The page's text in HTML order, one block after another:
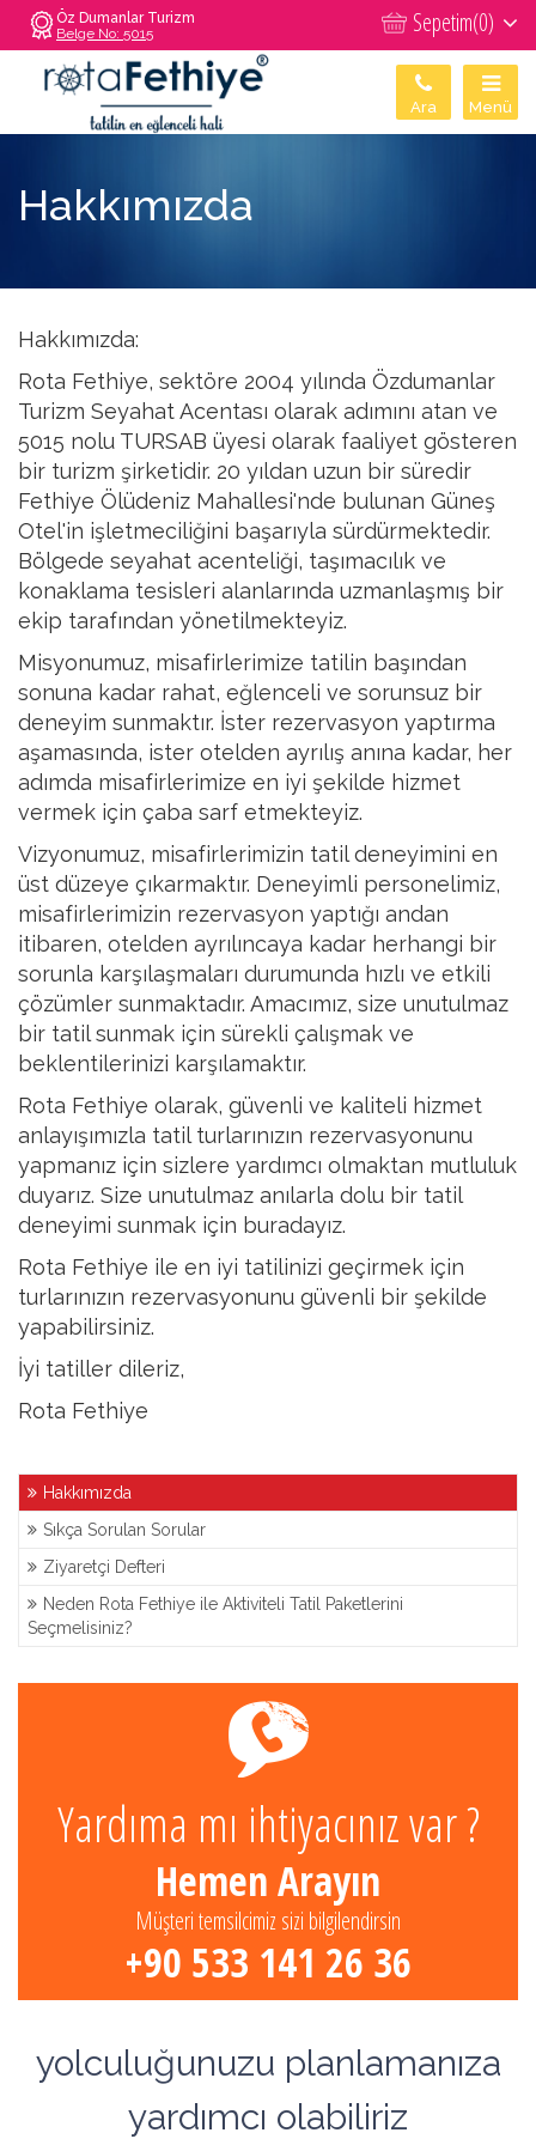
Sepetim(0)
Öz Dumanlar Turizm
Belge No: 5015
Menü
Ara
Hakkımızda
Hakkımızda:
Rota Fethiye, sektöre 2004 yılında Özdumanlar
Turizm Seyahat Acentası olarak adımını atan ve
5015 nolu TURSAB üyesi olarak faaliyet gösteren
bir turizm şirketidir. 20 yıldan uzun bir süredir
Fethiye Ölüdeniz Mahallesi'nde bulunan Güneş
Otel'in işletmeciliğini başarıyla sürdürmektedir.
Bölgede seyahat acenteliği, taşımacılık ve
konaklama tesisleri alanlarında uzmanlaşmış bir
ekip tarafından yönetilmekteyiz.
Misyonumuz, misafirlerimize tatilin başından
sonuna kadar rahat, eğlenceli ve sorunsuz bir
deneyim sunmaktır. İster rezervasyon yaptırma
aşamasında, ister otelden ayrılış anına kadar, her
adımda misafirlerimize en iyi şekilde hizmet
vermek için çaba sarf etmekteyiz.
Vizyonumuz, misafirlerimizin tatil deneyimini en
üst düzeye çıkarmaktır. Deneyimli personelimiz,
misafirlerimizin rezervasyon yaptığı andan
itibaren, otelden ayrılıncaya kadar herhangi bir
sorunla karşılaşmaları durumunda hızlı ve etkili
çözümler sunmaktadır. Amacımız, size unutulmaz
bir tatil sunmak için sürekli çalışmak ve
beklentilerinizi karşılamaktır.
Rota Fethiye olarak, güvenli ve kaliteli hizmet
anlayışımızla tatil turlarınızın rezervasyonunu
yapmanız için sizlere yardımcı olmaktan mutluluk
duyarız. Size unutulmaz anılarla dolu bir tatil
deneyimi sunmak için buradayız.
Rota Fethiye ile en iyi tatilinizi geçirmek için
turlarınızın rezervasyonunu güvenli bir şekilde
yapabilirsiniz.
İyi tatiller dileriz,
Rota Fethiye
Hakkımızda
Sıkça Sorulan Sorular
Ziyaretçi Defteri
Neden Rota Fethiye ile Aktiviteli Tatil Paketlerini
Seçmelisiniz?
Yardıma mı ihtiyacınız var ?
Hemen Arayın
Müşteri temsilcimiz sizi bilgilendirsin
+90 533 141 26 36
yolculuğunuzu planlamanıza
yardımcı olabiliriz